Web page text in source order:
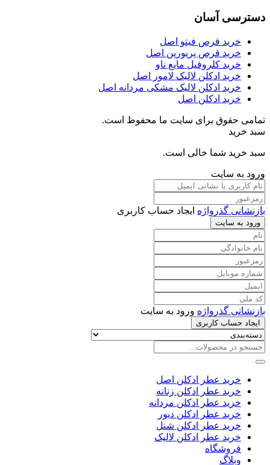
دسترسی آسان
خرید قرص فیتو اصل
خرید قرص پریورین اصل
خرید کلروفیل مایع ناو
خرید ادکلن لالیک لامور اصل
خرید ادکلن لالیک مشکی مردانه اصل
خرید ادکلن اصل
تمامی حقوق برای سایت ما محفوظ است.
سبد خرید
سبد خرید شما خالی است.
ورود به سایت
بازنشانی گذرواژه ایجاد حساب کاربری
ورود به سایت
بازنشانی گذرواژه ورود به سایت
ایجاد حساب کاربری
خرید عطر ادکلن اصل
خرید عطر ادکلن زنانه
خرید عطر ادکلن مردانه
خرید عطر ادکلن دیور
خرید عطر ادکلن شنل
خرید عطر ادکلن لالیک
فروشگاه
وبلاگ